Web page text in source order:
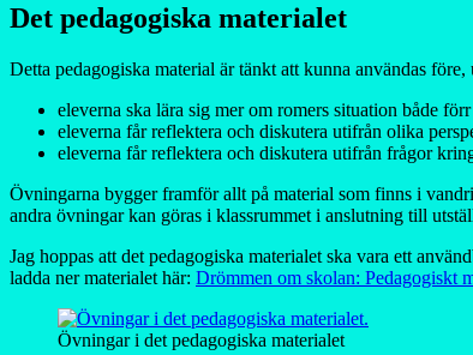
Det pedagogiska materialet
Detta pedagogiska material är tänkt att kunna användas
eleverna ska lära sig mer om romers situation både
eleverna får reflektera och diskutera utifrån olika
eleverna får reflektera och diskutera utifrån frågor
Övningarna bygger framför allt på material som finns i
andra övningar kan göras i klassrummet i anslutning till
Jag hoppas att det pedagogiska materialet ska vara ett
ladda ner materialet här: Drömmen om skolan: Pedagogiskt
Övningar i det pedagogiska materialet